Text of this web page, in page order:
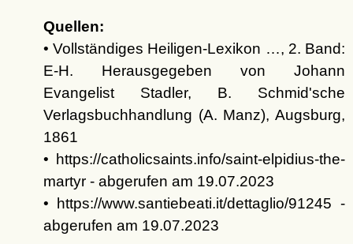
Quellen:
• Vollständiges Heiligen-Lexikon …, 2. Band:
E-H. Herausgegeben von Johann
Evangelist Stadler, B. Schmid'sche
Verlagsbuchhandlung (A. Manz), Augsburg,
1861
• https://catholicsaints.info/saint-elpidius-the-
martyr - abgerufen am 19.07.2023
• https://www.santiebeati.it/dettaglio/91245 -
abgerufen am 19.07.2023